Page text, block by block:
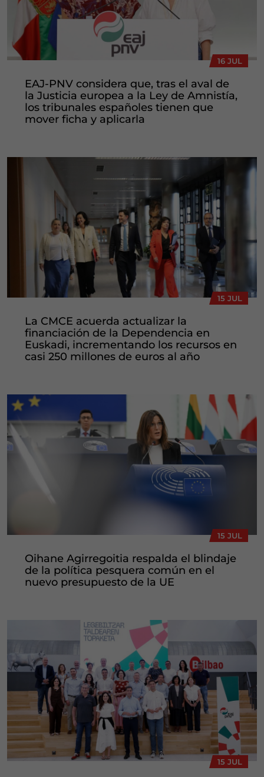
16 JUL
EAJ-PNV considera que, tras el aval de
la Justicia europea a la Ley de Amnistía,
los tribunales españoles tienen que
mover ficha y aplicarla
15 JUL
La CMCE acuerda actualizar la
financiación de la Dependencia en
Euskadi, incrementando los recursos en
casi 250 millones de euros al año
15 JUL
Oihane Agirregoitia respalda el blindaje
de la política pesquera común en el
nuevo presupuesto de la UE
15 JUL